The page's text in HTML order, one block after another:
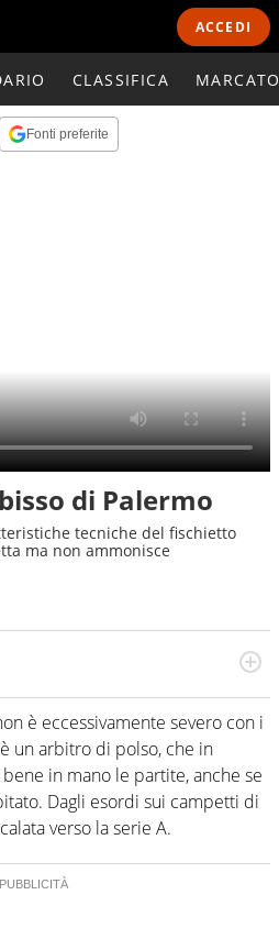
ACCEDI
CLASSIFICA
Fonti preferite
di Palermo
tecniche del fischietto
ma non ammonisce
il mondo dello sport. Calcio,
ma anche tennis,
Sport i tifosi e gli appassionati
sempre copertura completa e
di Virgilio Sport è formata da
di sport abili sia nel gioco di
le notizie e le rilanciano
originali ed esclusivi.
è eccessivamente severo con i
è un arbitro di polso, che in
in mano le partite, anche se
Dagli esordi sui campetti di
verso la serie A.